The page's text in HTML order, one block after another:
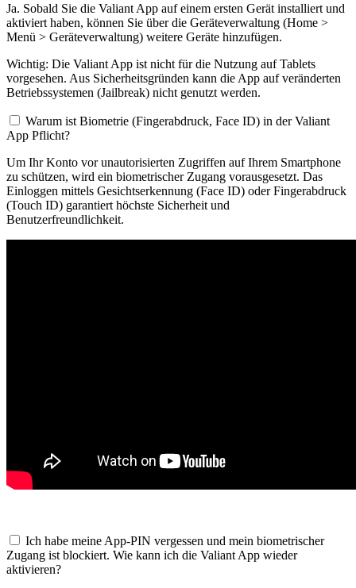
Ja. Sobald Sie die Valiant App auf einem ersten Gerät installiert und
aktiviert haben, können Sie über die Geräteverwaltung (Home >
Menü > Geräteverwaltung) weitere Geräte hinzufügen.
Wichtig: Die Valiant App ist nicht für die Nutzung auf Tablets
vorgesehen. Aus Sicherheitsgründen kann die App auf veränderten
Betriebssystemen (Jailbreak) nicht genutzt werden.
Warum ist Biometrie (Fingerabdruck, Face ID) in der Valiant
App Pflicht?
Um Ihr Konto vor unautorisierten Zugriffen auf Ihrem Smartphone
zu schützen, wird ein biometrischer Zugang vorausgesetzt. Das
Einloggen mittels Gesichtserkennung (Face ID) oder Fingerabdruck
(Touch ID) garantiert höchste Sicherheit und
Benutzerfreundlichkeit.
Ich habe meine App-PIN vergessen und mein biometrischer
Zugang ist blockiert. Wie kann ich die Valiant App wieder
aktivieren?